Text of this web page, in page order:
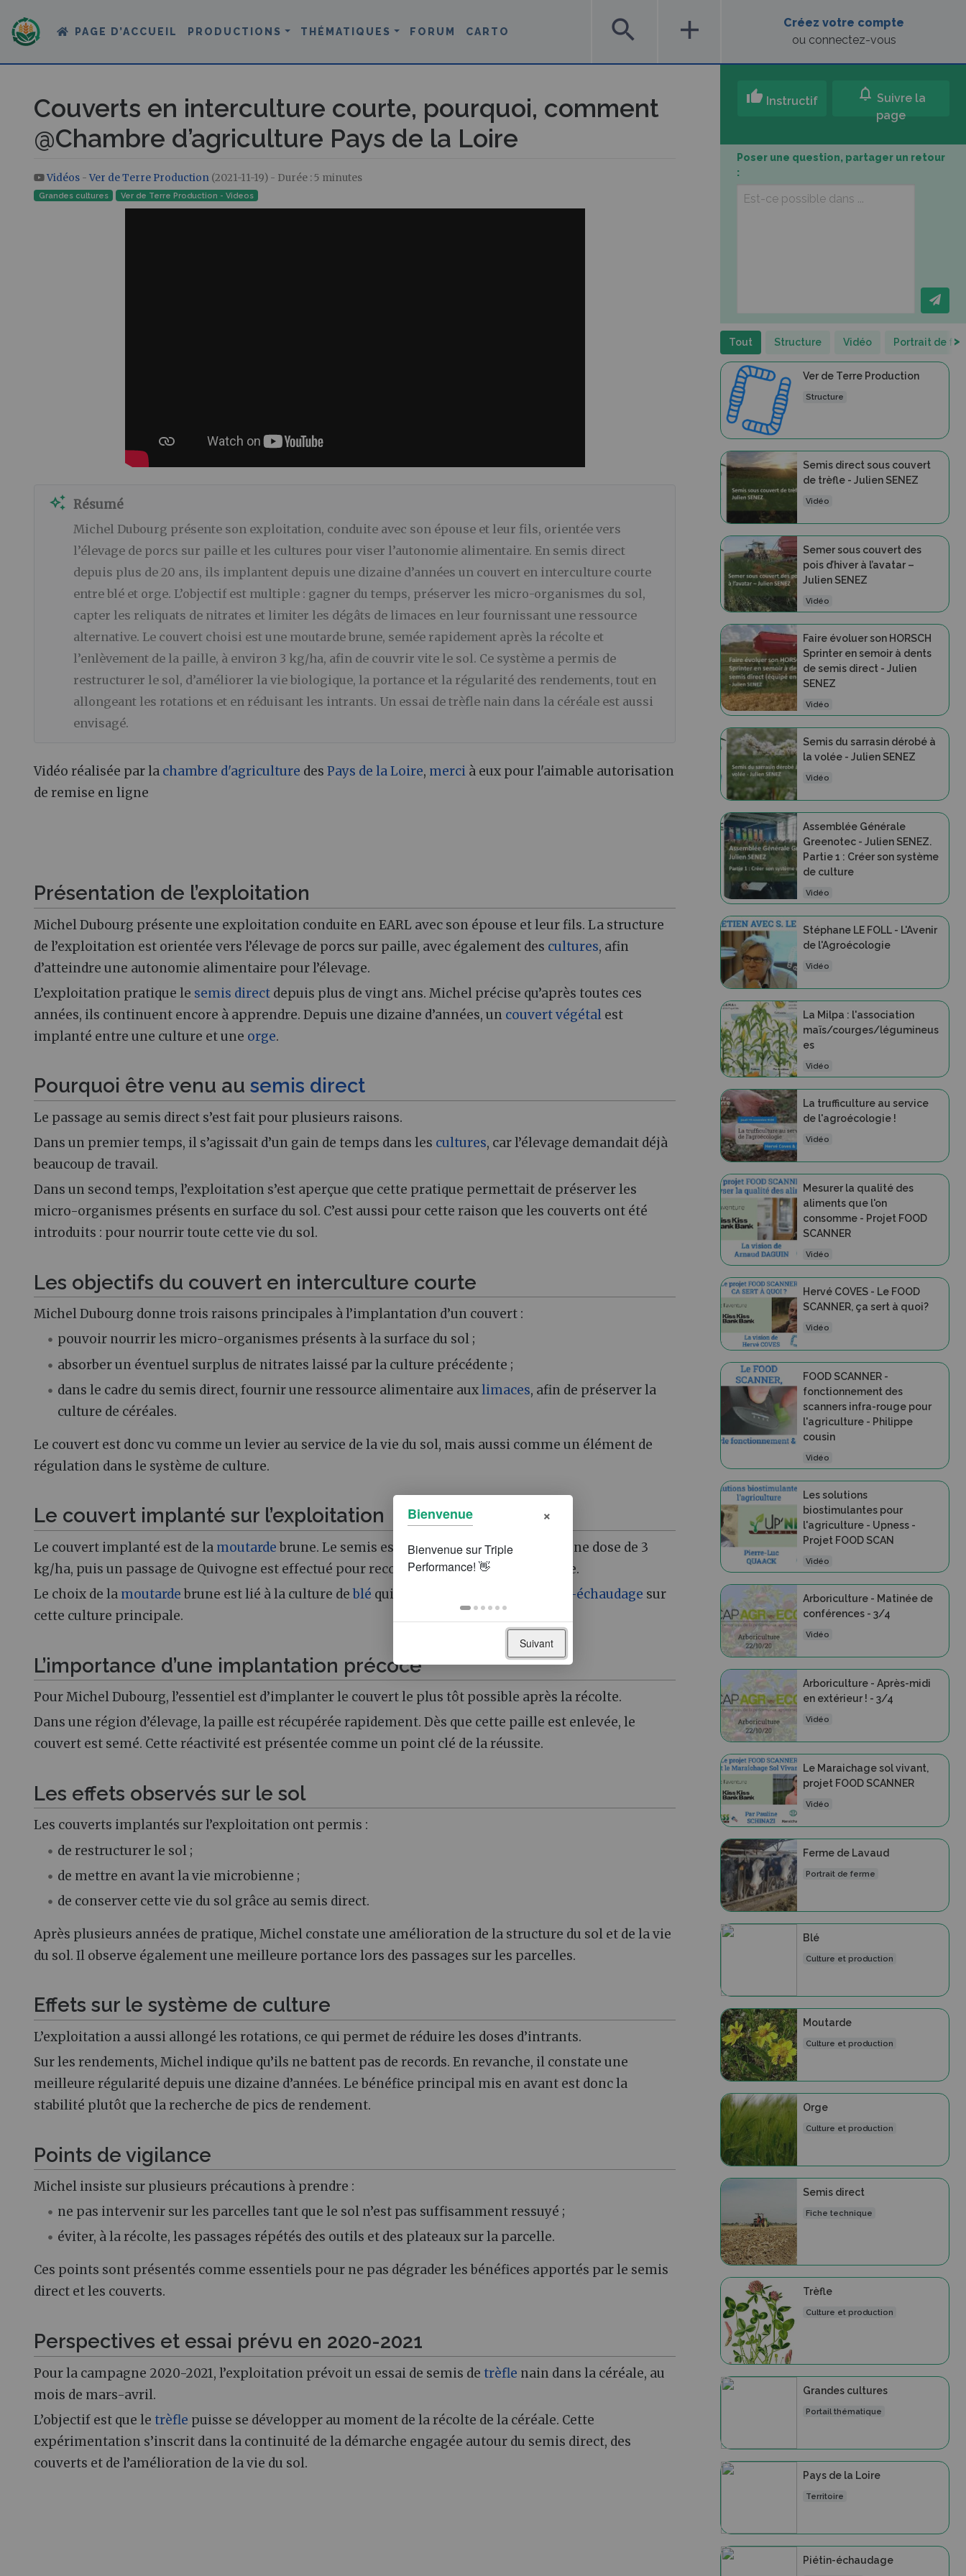
PAGE D’ACCUEIL PRODUCTIONS THÉMATIQUES FORUM CARTO search add
Créez votre compte
ou connectez-vous
Couverts en interculture courte, pourquoi, comment
@Chambre d’agriculture Pays de la Loire
Aller à :navigation,rechercher
Vidéos - Ver de Terre Production (2021-11-19) - Durée : 5 minutes
Grandes cultures Ver de Terre Production - Videos
auto_awesome Résumé
Michel Dubourg présente son exploitation, conduite avec son épouse et leur fils, orientée vers
l’élevage de porcs sur paille et les cultures pour viser l’autonomie alimentaire. En semis direct
depuis plus de 20 ans, ils implantent depuis une dizaine d’années un couvert en interculture courte
entre blé et orge. L’objectif est multiple : gagner du temps, préserver les micro-organismes du sol,
capter les reliquats de nitrates et limiter les dégâts de limaces en leur fournissant une ressource
alternative. Le couvert choisi est une moutarde brune, semée rapidement après la récolte et
l’enlèvement de la paille, à environ 3 kg/ha, afin de couvrir vite le sol. Ce système a permis de
restructurer le sol, d’améliorer la vie biologique, la portance et la régularité des rendements, tout en
allongeant les rotations et en réduisant les intrants. Un essai de trèfle nain dans la céréale est aussi
envisagé.
Vidéo réalisée par la chambre d'agriculture des Pays de la Loire, merci à eux pour l'aimable autorisation
de remise en ligne
Présentation de l’exploitation
Michel Dubourg présente une exploitation conduite en EARL avec son épouse et leur fils. La structure
de l’exploitation est orientée vers l’élevage de porcs sur paille, avec également des cultures, afin
d’atteindre une autonomie alimentaire pour l’élevage.
L’exploitation pratique le semis direct depuis plus de vingt ans. Michel précise qu’après toutes ces
années, ils continuent encore à apprendre. Depuis une dizaine d’années, un couvert végétal est
implanté entre une culture et une orge.
Pourquoi être venu au semis direct
Le passage au semis direct s’est fait pour plusieurs raisons.
Dans un premier temps, il s’agissait d’un gain de temps dans les cultures, car l’élevage demandait déjà
beaucoup de travail.
Dans un second temps, l’exploitation s’est aperçue que cette pratique permettait de préserver les
micro-organismes présents en surface du sol. C’est aussi pour cette raison que les couverts ont été
introduits : pour nourrir toute cette vie du sol.
Les objectifs du couvert en interculture courte
Michel Dubourg donne trois raisons principales à l’implantation d’un couvert :
pouvoir nourrir les micro-organismes présents à la surface du sol ;
absorber un éventuel surplus de nitrates laissé par la culture précédente ;
dans le cadre du semis direct, fournir une ressource alimentaire auxlimaces, afin de préserver la
culture de céréales.
Le couvert est donc vu comme un levier au service de la vie du sol, mais aussi comme un élément de
régulation dans le système de culture.
Le couvert implanté sur l’exploitation
Le couvert implanté est de la moutardebrune. Le semis est réalisé avec un Delimbe, à une dose de 3
kg/ha, puis un passage de Quivogne est effectué pour recouvrir suffisamment la graine.
Le choix de la moutardebrune est lié à la culture deblé qui suit, afin de limiter le piétin-échaudage sur
cette culture principale.
L’importance d’une implantation précoce
Pour Michel Dubourg, l’essentiel est d’implanter le couvert le plus tôt possible après la récolte.
Dans une région d’élevage, la paille est récupérée rapidement. Dès que cette paille est enlevée, le
couvert est semé. Cette réactivité est présentée comme un point clé de la réussite.
Les effets observés sur le sol
Les couverts implantés sur l’exploitation ont permis :
de restructurer le sol ;
de mettre en avant la vie microbienne ;
de conserver cette vie du sol grâce au semis direct.
Après plusieurs années de pratique, Michel constate une amélioration de la structure du sol et de la vie
du sol. Il observe également une meilleure portance lors des passages sur les parcelles.
Effets sur le système de culture
L’exploitation a aussi allongé les rotations, ce qui permet de réduire les doses d’intrants.
Sur les rendements, Michel indique qu’ils ne battent pas de records. En revanche, il constate une
meilleure régularité depuis une dizaine d’années. Le bénéfice principal mis en avant est donc la
stabilité plutôt que la recherche de pics de rendement.
Points de vigilance
Michel insiste sur plusieurs précautions à prendre :
ne pas intervenir sur les parcelles tant que le sol n’est pas suffisamment ressuyé ;
éviter, à la récolte, les passages répétés des outils et des plateaux sur la parcelle.
Ces points sont présentés comme essentiels pour ne pas dégrader les bénéfices apportés par le semis
direct et les couverts.
Perspectives et essai prévu en 2020-2021
Pour la campagne 2020-2021, l’exploitation prévoit un essai de semis de trèfle nain dans la céréale, au
mois de mars-avril.
L’objectif est que le trèfle puisse se développer au moment de la récolte de la céréale. Cette
expérimentation s’inscrit dans la continuité de la démarche engagée autour du semis direct, des
couverts et de l’amélioration de la vie du sol.
thumb_up Instructif notifications Suivre la
page
Poser une question, partager un retour
:
Tout Structure Vidéo Portrait de >
Ver de Terre Production
Structure
Semis direct sous couvert
de trèfle - Julien SENEZ
Vidéo
Semer sous couvert des
pois d’hiver à l’avatar –
Julien SENEZ
Vidéo
Faire évoluer son HORSCH
Sprinter en semoir à dents
de semis direct - Julien
SENEZ
Vidéo
Semis du sarrasin dérobé à
la volée - Julien SENEZ
Vidéo
Assemblée Générale
Greenotec - Julien SENEZ.
Partie 1 : Créer son système
de culture
Vidéo
Stéphane LE FOLL - L'Avenir
de l'Agroécologie
Vidéo
La Milpa : l'association
maïs/courges/légumineus
es
Vidéo
La trufficulture au service
de l'agroécologie !
Vidéo
Mesurer la qualité des
aliments que l'on
consomme - Projet FOOD
SCANNER
Vidéo
Hervé COVES - Le FOOD
SCANNER, ça sert à quoi?
Vidéo
FOOD SCANNER -
fonctionnement des
scanners infra-rouge pour
l'agriculture - Philippe
cousin
Vidéo
Les solutions
biostimulantes pour
l'agriculture - Upness -
Projet FOOD SCAN
Vidéo
Arboriculture - Matinée de
conférences - 3/4
Vidéo
Arboriculture - Après-midi
en extérieur ! - 3/4
Vidéo
Le Maraichage sol vivant,
projet FOOD SCANNER
Vidéo
Ferme de Lavaud
Portrait de ferme
Blé
Culture et production
Moutarde
Culture et production
Orge
Culture et production
Semis direct
Fiche technique
Trèfle
Culture et production
Grandes cultures
Portail thématique
Pays de la Loire
Territoire
Piétin-échaudage
Bienvenue ×
Suivant